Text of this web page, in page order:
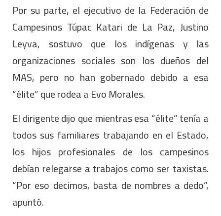
Por su parte, el ejecutivo de la Federación de
Campesinos Túpac Katari de La Paz, Justino
Leyva, sostuvo que los indígenas y las
organizaciones sociales son los dueños del
MAS, pero no han gobernado debido a esa
“élite” que rodea a Evo Morales.
El dirigente dijo que mientras esa “élite” tenía a
todos sus familiares trabajando en el Estado,
los hijos profesionales de los campesinos
debían relegarse a trabajos como ser taxistas.
“Por eso decimos, basta de nombres a dedo”,
apuntó.